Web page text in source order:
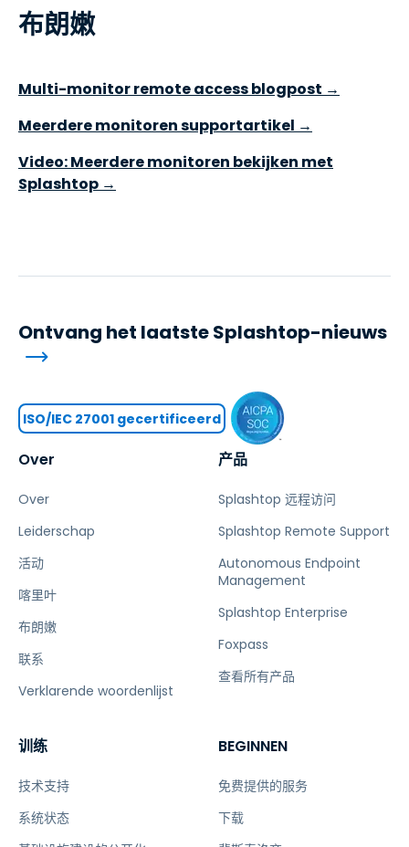
布朗嫩
Multi-monitor remote access blogpost →
Meerdere monitoren supportartikel →
Video: Meerdere monitoren bekijken met
Splashtop →
Over
Over
Leiderschap
活动
喀里叶
布朗嫩
联系
Verklarende woordenlijst
产品
Splashtop 远程访问
Splashtop Remote Support
Autonomous Endpoint
Management
Splashtop Enterprise
Foxpass
查看所有产品
训练
技术支持
系统状态
BEGINNEN
免费提供的服务
下载
Ontvang het laatste Splashtop-nieuws
ISO/IEC 27001 gecertificeerd